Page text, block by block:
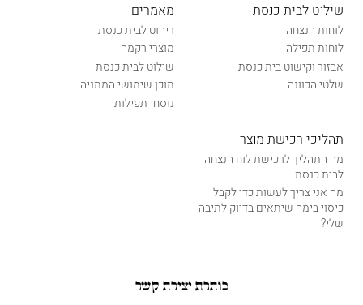
שילוט לבית כנסת
לוחות הנצחה
לוחות תפילה
אבזור וקישוט בית כנסת
שלטי הכוונה
מאמרים
ריהוט לבית כנסת
מוצרי רקמה
שילוט לבית כנסת
תוכן שימושי המתניה
נוסחי תפילות
תהליכי רכישת מוצר
מה התהליך לרכישת לוח הנצחה
לבית כנסת
מה אני צריך לעשות כדי לקבל
כיסוי בימה שיתאים בדיוק לתיבה
שלי?
כותרת יצירת קשר